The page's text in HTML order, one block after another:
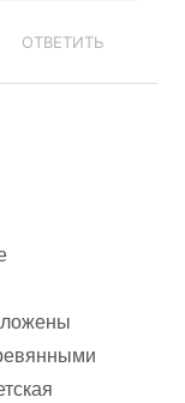
ОТВЕТИТЬ